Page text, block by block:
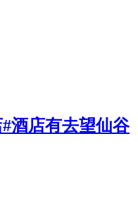
酒店有去望仙谷